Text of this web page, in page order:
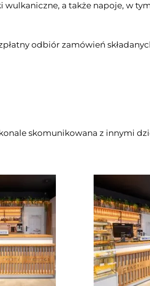
a także napoje, w
odbiór zamówień
skomunikowana z innymi